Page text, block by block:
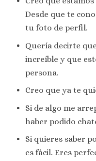
Desde que te
tu foto de perfil.
Quería decirte
increíble y que
persona.
Creo que ya te
Si de algo me
haber podido
Si quieres saber
es fácil. Eres